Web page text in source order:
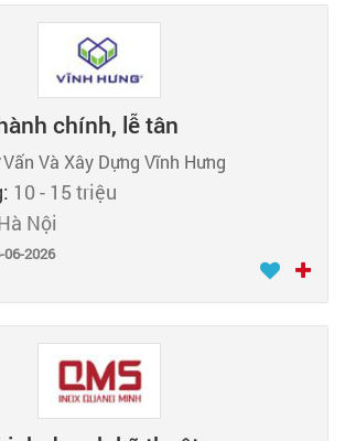
chính, lễ tân
Vấn Và Xây Dựng Vĩnh Hưng
10 - 15 triệu
Nội
06-2026